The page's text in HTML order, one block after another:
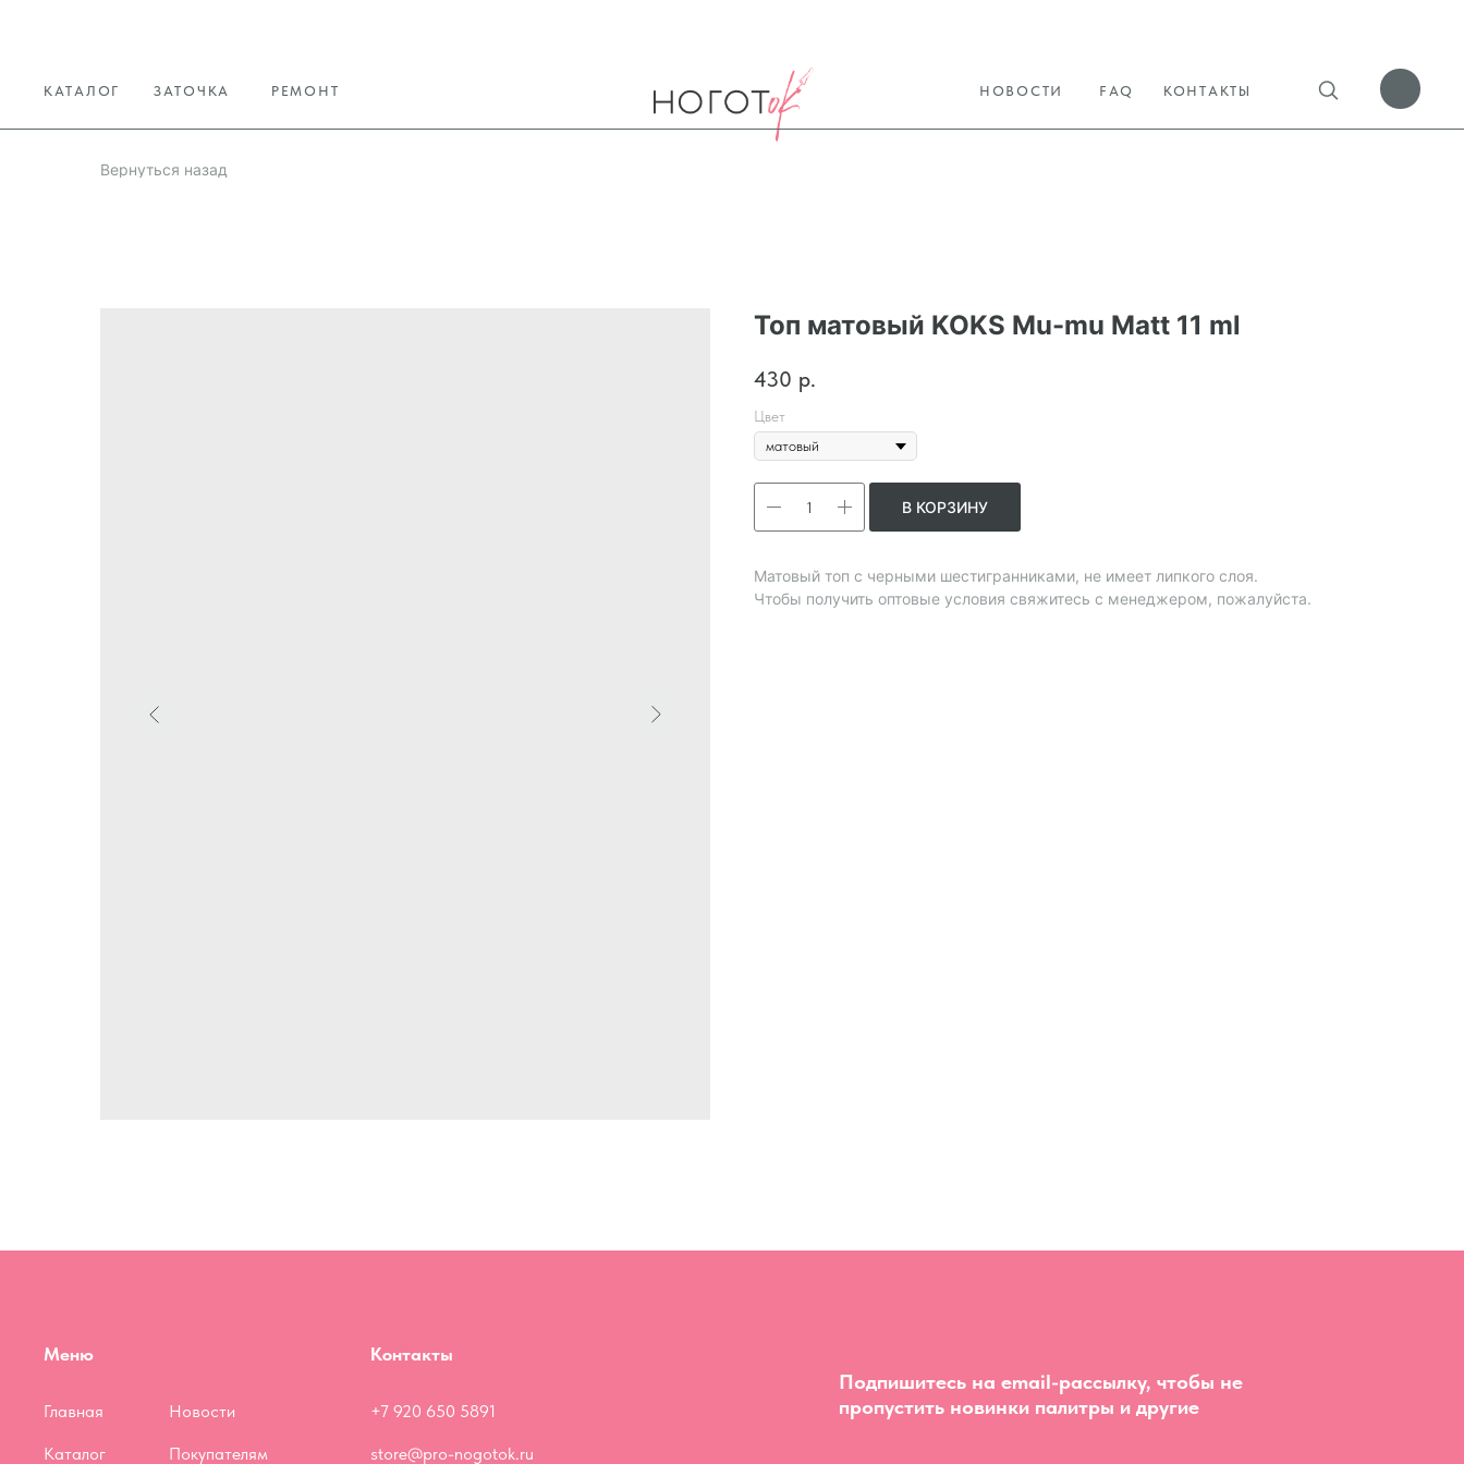
ЗАТОЧКА РЕМОНТ НОВОСТИ FAQ КОНТАКТЫ
КАТАЛОГ
Вернуться назад
Топ матовый KOKS Mu-mu Matt 11 ml
430 р.
Цвет
В КОРЗИНУ
Матовый топ с черными шестигранниками, не имеет липкого слоя.
Чтобы получить оптовые условия свяжитесь с менеджером, пожалуйста.
Меню
Главная
Каталог
Новости
Покупателям
Контакты
Подпишитесь на email-рассылку, чтобы не
пропустить новинки палитры и другие
+7 920 650 5891
store@pro-nogotok.ru